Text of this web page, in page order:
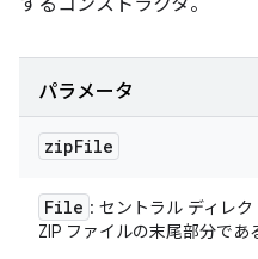
するコンストラクタ。
パラメータ
zipFile
File : セントラル ディレ
ZIP ファイルの末尾部分であ